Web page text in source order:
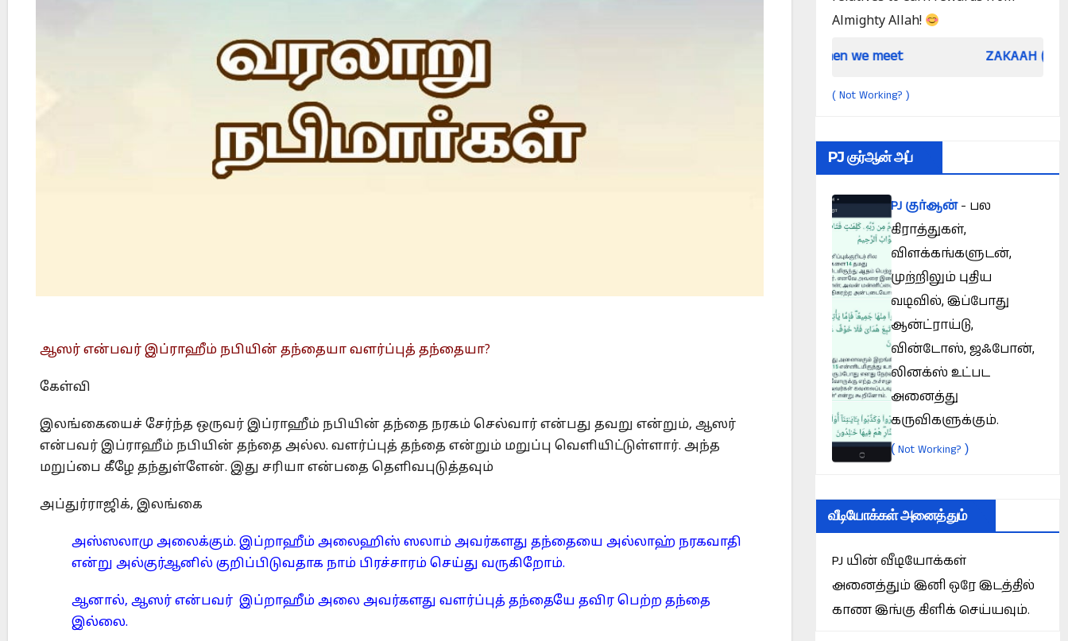
ஆஸர் என்பவர் இப்ராஹீம் நபியின் தந்தையா வளர்ப்புத் தந்தையா?
கேள்வி
இலங்கையைச் சேர்ந்த ஒருவர் இப்ராஹீம் நபியின் தந்தை நரகம் செல்வார் என்பது தவறு என்றும், ஆஸர்
என்பவர் இப்ராஹீம் நபியின் தந்தை அல்ல. வளர்ப்புத் தந்தை என்றும் மறுப்பு வெளியிட்டுள்ளார். அந்த
மறுப்பை கீழே தந்துள்ளேன். இது சரியா என்பதை தெளிவபுடுத்தவும்
அப்துர்ராஜிக், இலங்கை
அஸ்ஸலாமு அலைக்கும். இப்றாஹீம் அலைஹிஸ் ஸலாம் அவர்களது தந்தையை அல்லாஹ் நரகவாதி
என்று அல்குர்ஆனில் குறிப்பிடுவதாக நாம் பிரச்சாரம் செய்து வருகிறோம்.
ஆனால், ஆஸர் என்பவர் இப்றாஹீம் அலை அவர்களது வளர்ப்புத் தந்தையே தவிர பெற்ற தந்தை
இல்லை.
Almighty Allah!
Did Jesus Resurrect on Sunday or Monday? Is Prophet Muhammad superior to Jesus? When we meet ZAKAAH (In the light of
( Not Working? )
PJ குர்ஆன் அப்
PJ குர்ஆன்- பல
கிராத்துகள்,
விளக்கங்களுடன்,
முற்றிலும் புதிய
வடிவில், இப்போது
ஆன்ட்ராய்டு,
வின்டோஸ், ஜஃபோன்,
லினக்ஸ் உட்பட
அனைத்து
கருவிகளுக்கும்.
(Not Working? )
வீடியோக்கள் அனைத்தும்
PJ யின் வீடியோக்கள்
அனைத்தும் இனி ஒரே இடத்தில்
காண இங்கு கிளிக் செய்யவும்.